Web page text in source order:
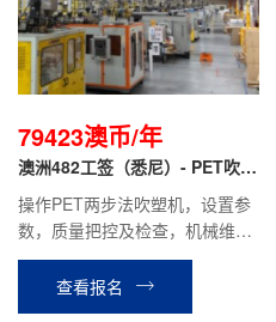
79423澳币/年
澳洲482工签（悉尼）- PET吹塑
操作PET两步法吹塑机，设置参
数，质量把控及检查，机械维护
维修等工作；具有1-3年塑料制
造或工业包装行业经验，有吹塑
经验者优先，有驾照。
查看报名